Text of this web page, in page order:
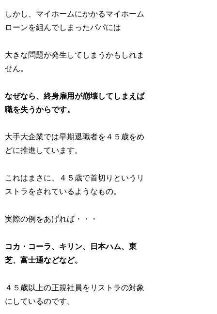
しかし、マイホームにかかるマイホーム
ローンを組んでしまったパパには
大きな問題が発生してしまうかもしれま
せん。
なぜなら、終身雇用が崩壊してしまえば
職を失うからです。
大手大企業では早期退職者を４５歳をめ
どに推進しています。
これはまさに、４５歳で首切りというリ
ストラをされているようなもの。
実際の例をあげれば・・・
コカ・コーラ、キリン、日本ハム、東
芝、富士通などなど。
４５歳以上の正規社員をリストラの対象
にしているのです。